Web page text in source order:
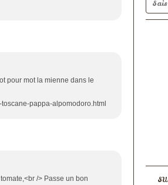
pour mot la mienne dans le
pappa-alpomodoro.html
/> Passe un bon